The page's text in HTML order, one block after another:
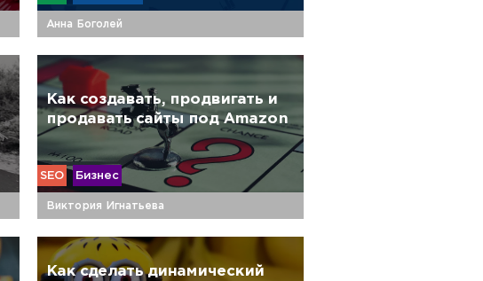
Анна Боголей
Как создавать, продвигать и
продавать сайты под Amazon
SEO Бизнес
Виктория Игнатьева
Как сделать динамический